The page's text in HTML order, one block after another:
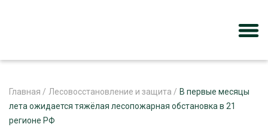
ЖУРНАЛ «ЛЕСНОЙ КОМПЛЕКС»
Главная / Лесовосстановление и защита / В первые месяцы
лета ожидается тяжёлая лесопожарная обстановка в 21
регионе РФ